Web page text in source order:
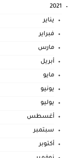
2021
يناير
فبراير
مارس
أبريل
مايو
يونيو
يوليو
أغسطس
سبتمبر
أكتوبر